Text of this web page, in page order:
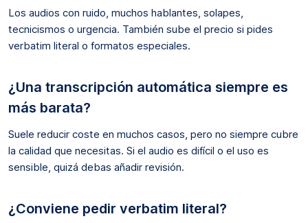
Los audios con ruido, muchos hablantes, solapes,
tecnicismos o urgencia. También sube el precio si pides
verbatim literal o formatos especiales.
¿Una transcripción automática siempre es
más barata?
Suele reducir coste en muchos casos, pero no siempre cubre
la calidad que necesitas. Si el audio es difícil o el uso es
sensible, quizá debas añadir revisión.
¿Conviene pedir verbatim literal?